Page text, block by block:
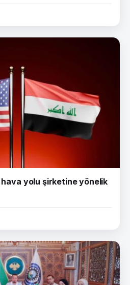
hava yolu şirketine yönelik